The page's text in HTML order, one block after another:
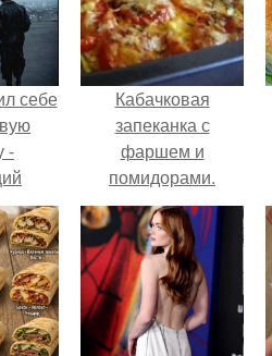
себе
-
Кабачковая
запеканка с
фаршем и
помидорами.